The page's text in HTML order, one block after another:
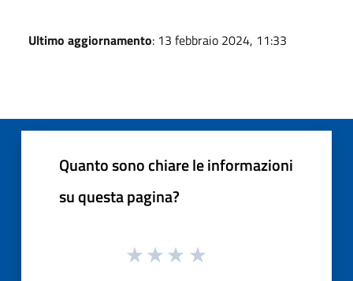
Ultimo aggiornamento: 13 febbraio 2024, 11:33
Quanto sono chiare le informazioni
su questa pagina?